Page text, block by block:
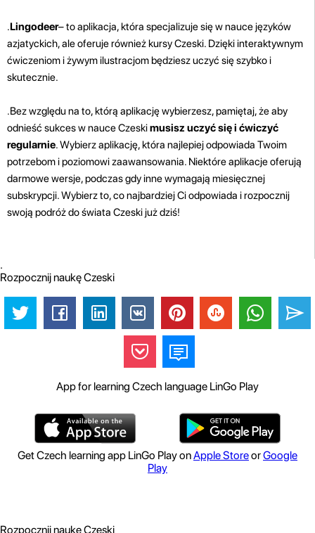
.Lingodeer– to aplikacja, która specjalizuje się w nauce języków
azjatyckich, ale oferuje również kursy Czeski. Dzięki interaktywnym
ćwiczeniom i żywym ilustracjom będziesz uczyć się szybko i
skutecznie.
.Bez względu na to, którą aplikację wybierzesz, pamiętaj, że aby
odnieść sukces w nauce Czeskimusisz uczyć się i ćwiczyć
regularnie. Wybierz aplikację, która najlepiej odpowiada Twoim
potrzebom i poziomowi zaawansowania. Niektóre aplikacje oferują
darmowe wersje, podczas gdy inne wymagają miesięcznej
subskrypcji. Wybierz to, co najbardziej Ci odpowiada i rozpocznij
swoją podróż do świata Czeski już dziś!
.
Rozpocznij naukę Czeski
App for learning Czech language LinGo Play
Get Czech learning app LinGo Play onApple StoreorGoogle
Play
Rozpocznij naukę Czeski